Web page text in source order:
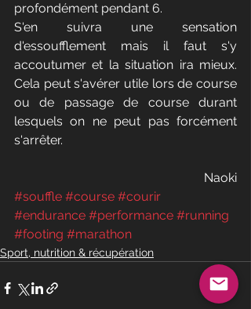
profondément pendant 6.
S'en suivra une sensation
d'essoufflement mais il faut s'y
accoutumer et la situation ira mieux.
Cela peut s'avérer utile lors de course
ou de passage de course durant
lesquels on ne peut pas forcément
s'arrêter.
Naoki
#souffle #course #courir
#endurance #performance #running
#footing #marathon
Sport, nutrition & récupération